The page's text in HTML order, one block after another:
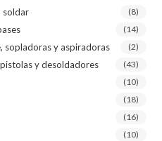
soldar (8)
(14)
sopladoras y aspiradoras (2)
y desoldadores (43)
(10)
(18)
(16)
(10)